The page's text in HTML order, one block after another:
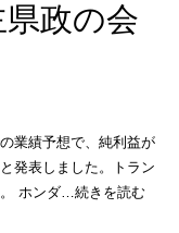
政の会
業績予想で、純利益が
発表しました。トラン
ホンダ…続きを読む